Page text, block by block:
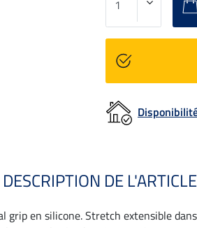
DESCRIPTION DE L'ARTICLE
en silicone. Stretch extensible